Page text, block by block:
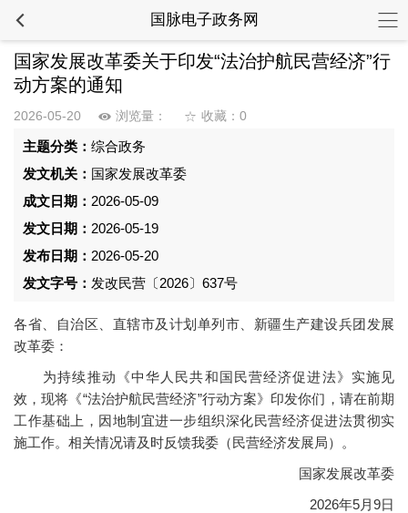
国脉电子政务网
国家发展改革委关于印发“法治护航民营经济”行
动方案的通知
2026-05-20 浏览量： 收藏：0
主题分类： 综合政务
发文机关： 国家发展改革委
成文日期： 2026-05-09
发文日期： 2026-05-19
发布日期： 2026-05-20
发文字号： 发改民营〔2026〕637号
各省、自治区、直辖市及计划单列市、新疆生产建设兵团发展
改革委：
为持续推动《中华人民共和国民营经济促进法》实施见
效，现将《“法治护航民营经济”行动方案》印发你们，请在前期
工作基础上，因地制宜进一步组织深化民营经济促进法贯彻实
施工作。相关情况请及时反馈我委（民营经济发展局）。
国家发展改革委
2026年5月9日